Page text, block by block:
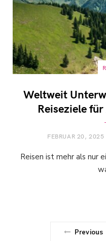
Weltweit
Reiseziele
FEBRUAR 20, 2025
Reisen ist mehr als nur
Previous